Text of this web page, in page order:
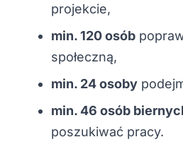
projekcie,
min. 120 osób
społeczną,
min. 24 osoby
min. 46 osób
poszukiwać pracy.